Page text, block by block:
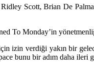
Scott, Brian De
To Monday’in
izin verdiği yakın bir
bunu bir adım daha ileri